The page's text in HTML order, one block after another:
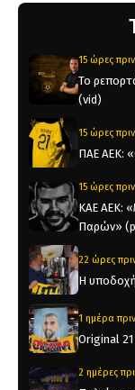
15 ώρες πριν
Το
(vid)
15 ώρες πριν
ΠΑΕ ΑΕΚ:
15 ώρες πριν
KAE AEK:
Παρών»
22 ώρες
Η
1 ημέρα πριν
Original
2 ημέρες